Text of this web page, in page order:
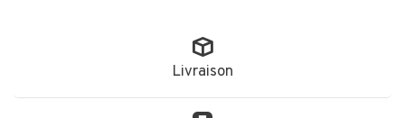
Livraison